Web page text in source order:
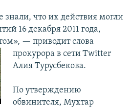
что их действия могли
16 декабря 2011 года,
— приводит слова
прокурора в сети Twitter
Алия Турусбекова.
По утверждению
обвинителя, Мухтар